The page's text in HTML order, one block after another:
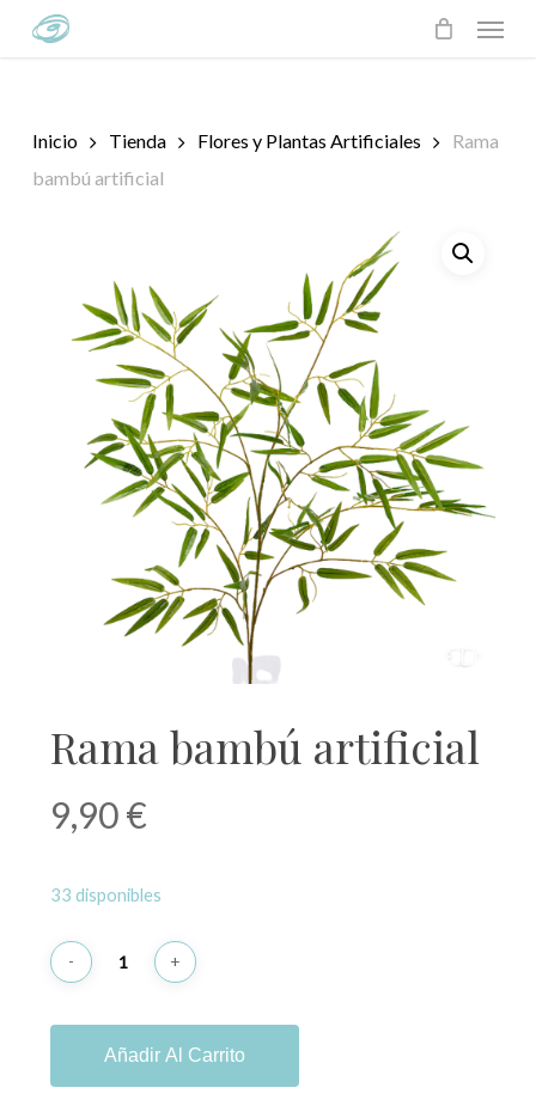
Menu
Inicio Tienda Flores y Plantas Artificiales
Rama
bambú artificial
Rama bambú artificial
9,90€
33 disponibles
Añadir Al Carrito